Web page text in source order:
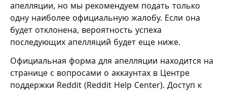
апелляции, но мы рекомендуем подать только
одну наиболее официальную жалобу. Если она
будет отклонена, вероятность успеха
последующих апелляций будет еще ниже.
Официальная форма для апелляции находится на
странице с вопросами о аккаунтах в Центре
поддержки Reddit (Reddit Help Center). Доступ к